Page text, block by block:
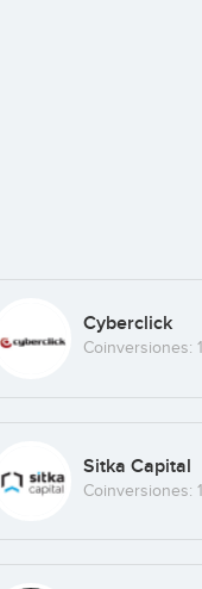
Cyberclick
Coinversiones: 1
Sitka Capital
Coinversiones: 1